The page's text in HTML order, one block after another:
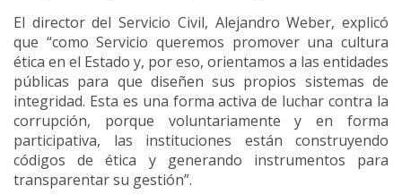
El director del Servicio Civil, Alejandro Weber, explicó
que “como Servicio queremos promover una cultura
ética en el Estado y, por eso, orientamos a las entidades
públicas para que diseñen sus propios sistemas de
integridad. Esta es una forma activa de luchar contra la
corrupción, porque voluntariamente y en forma
participativa, las instituciones están construyendo
códigos de ética y generando instrumentos para
transparentar su gestión”.